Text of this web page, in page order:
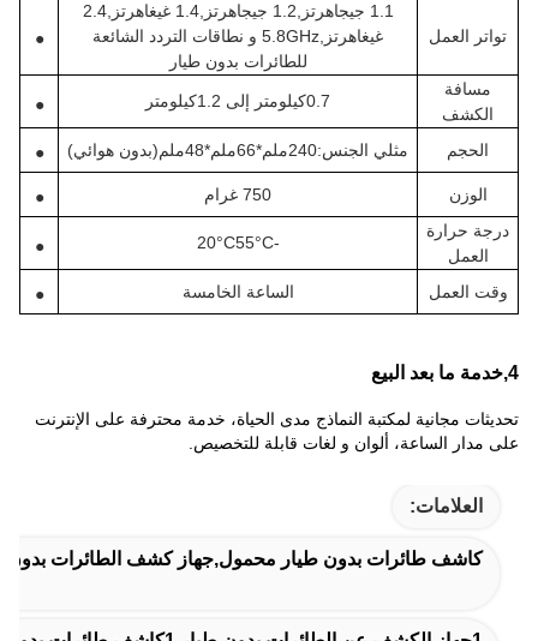
تواتر العمل
1.1 جيجاهرتز , 1.2 جيجاهرتز , 1.4 غيغاهرتز ,
2.4
غيغاهرتز,
5.8GHz و نطاقات التردد الشائعة
للطائرات بدون طيار
●
مسافة
الكشف
0.7كيلومتر إلى 1.2كيلومتر ●
الحجم مثلي الجنس 240ملم*66ملم*48ملم (بدون هوائي )
●
الوزن 750 غرام
●
درجة حرارة
العمل
°C55°C
●
وقت العمل الساعة الخامسة ●
4, خدمة ما بعد البيع
تحديثات مجانية لمكتبة النماذج مدى الحياة، خدمة محترفة على الإنترنت
على مدار الساعة، ألوان و لغات قابلة للتخصيص.
العلامات:
كاشف طائرات بدون طيار محمول,جهاز كشف الطائرات بدون